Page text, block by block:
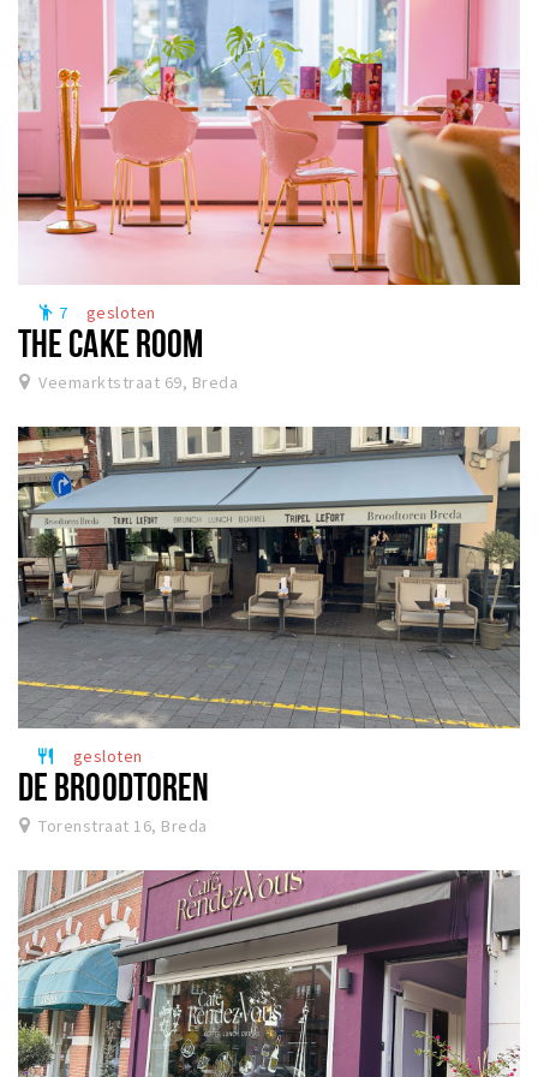
emoji_people 7 gesloten
THE CAKE ROOM
Veemarktstraat 69, Breda
restaurant gesloten
DE BROODTOREN
Torenstraat 16, Breda